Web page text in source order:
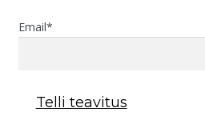
Email*